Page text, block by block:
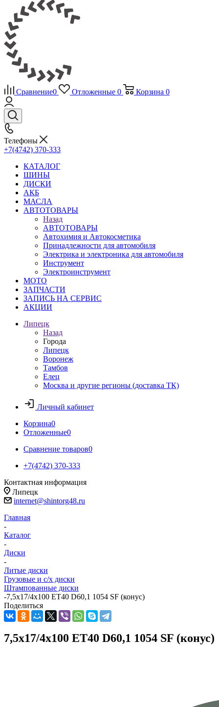
Сравнение0 Отложенные 0 Корзина 0
Телефоны
+7(4742) 370-333
КАТАЛОГ
ШИНЫ
ДИСКИ
АКБ
МАСЛА
АВТОТОВАРЫ
Назад
АВТОТОВАРЫ
Автохимия и Автокосметика
Принадлежности для автомобиля
Электрика и электроника для автомобиля
Инструмент
Электроинструмент
МОТО
ЗАПЧАСТИ
ЗАПИСЬ НА СЕРВИС
АКЦИИ
Липецк
Назад
Города
Липецк
Воронеж
Тамбов
Елец
Москва и другие регионы (доставка ТК)
Личный кабинет
Корзина0
Отложенные0
Сравнение товаров0
+7(4742) 370-333
Контактная информация
Липецк
internet@shintorg48.ru
Главная
-
Каталог
-
Диски
-
Литые диски
Грузовые и с/х диски
Штампованные диски
-7,5x17/4x100 ET40 D60,1 1054 SF (конус)
Поделиться
7,5x17/4x100 ET40 D60,1 1054 SF (конус)